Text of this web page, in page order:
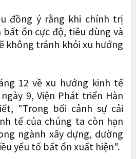
đồng ý rằng khi chính trị
bất ổn cực độ, tiêu dùng và
không tránh khỏi xu hướng
12 về xu hướng kinh tế
9, Viện Phát triển Hàn
"Trong bối cảnh sự cải
tế của chúng ta còn hạn
ngành xây dựng, dường
yếu tố bất ổn xuất hiện".